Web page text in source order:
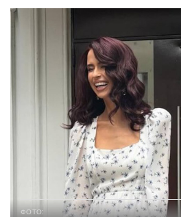
ФОТО: